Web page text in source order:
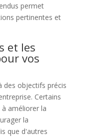
permet
pertinentes et
et les
vos
des objectifs précis
Certains
améliorer la
la
que d'autres